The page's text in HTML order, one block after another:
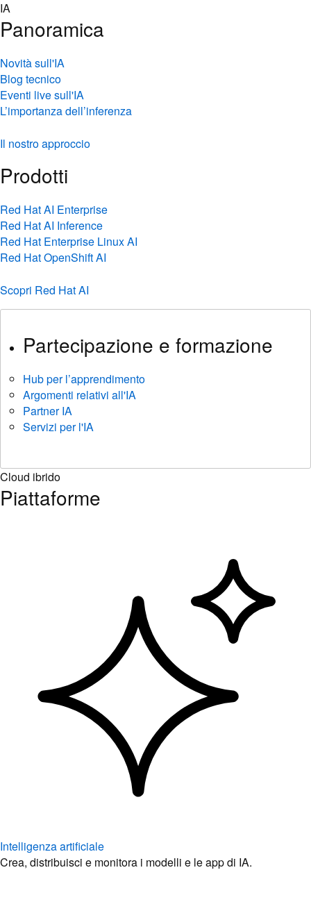
Skip
to
content
IA
Panoramica
Novità sull'IA
Blog tecnico
Eventi live sull'IA
L’importanza dell’inferenza
Il nostro approccio
Prodotti
Red Hat AI Enterprise
Red Hat AI Inference
Red Hat Enterprise Linux AI
Red Hat OpenShift AI
Scopri Red Hat AI
Partecipazione e formazione
Hub per l’apprendimento
Argomenti relativi all'IA
Partner IA
Servizi per l'IA
Cloud ibrido
Piattaforme
Intelligenza artificiale
Crea, distribuisci e monitora i modelli e le app di IA.